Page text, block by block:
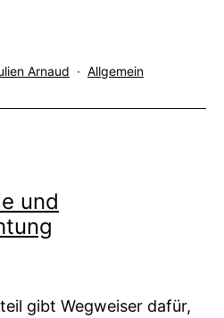
Arnaud
Kategorisiert
Allgemein
und
gibt Wegweiser dafür,